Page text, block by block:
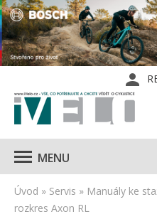
MENU
Úvod » Servis » Manuály ke
rozkres Axon RL